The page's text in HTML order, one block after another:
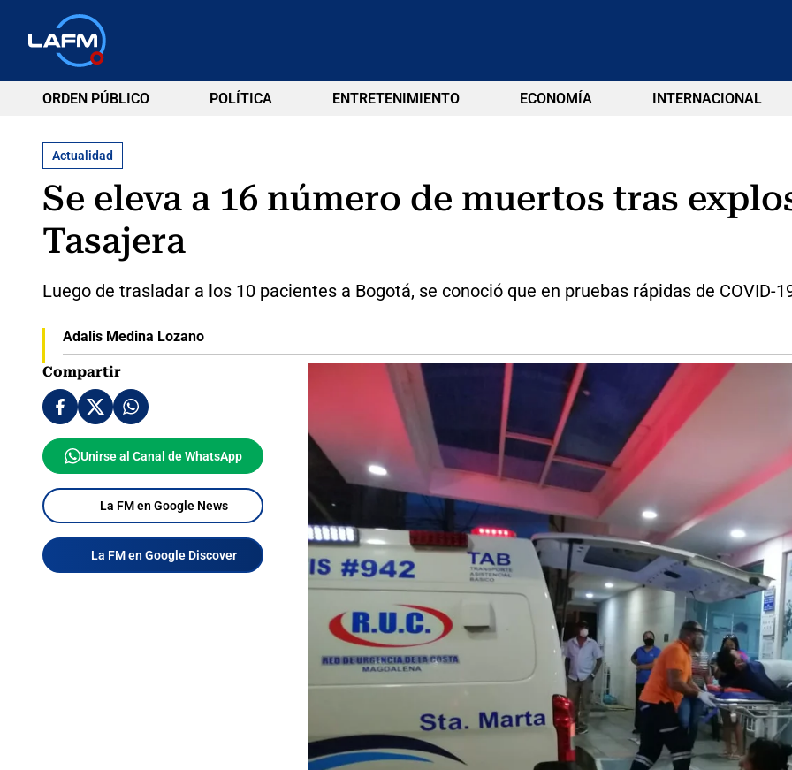
ORDEN PÚBLICO POLÍTICA ENTRETENIMIENTO ECONOMÍA INTERNACIONAL
Actualidad
Se eleva a 16 número de muertos tras
Tasajera
Luego de trasladar a los 10 pacientes a Bogotá, se conoció que en pruebas rápidas de COVID-
Adalis Medina Lozano
Compartir
Unirse al Canal de WhatsApp
La FM en Google News
La FM en Google Discover